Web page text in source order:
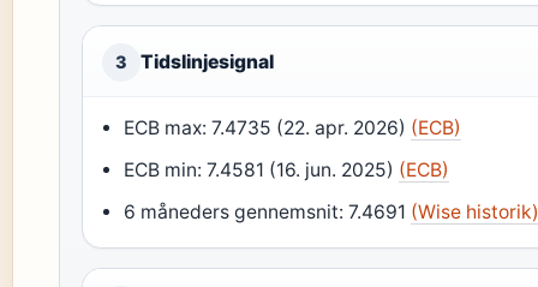
3 Tidslinjesignal
ECB max: 7.4735 (22. apr. 2026) (ECB)
ECB min: 7.4581 (16. jun. 2025) (ECB)
6 måneders gennemsnit: 7.4691 (Wise